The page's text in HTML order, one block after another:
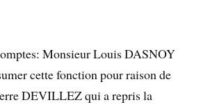
Monsieur Louis DASNOY
cette fonction pour raison de
DEVILLEZ qui a repris la